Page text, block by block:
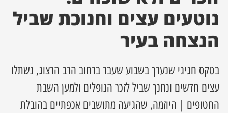
מסע מלחמה
השבוע
מקומית
נוטעים עצים וחנוכת שביל
הנצחה בעיר
בטקס חגיגי שנערך בשבוע שעבר ברחוב הרב הרצוג, נשתלו
עצים חדשים ונחנך שביל לזכר הנופלים ולמען השבת
החטופים | היוזמה, שהגיעה מתושבים אכפתיים בהובלת